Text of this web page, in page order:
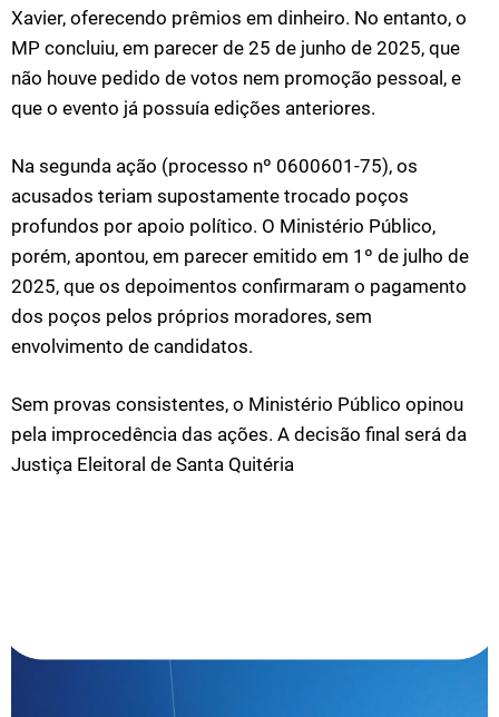
Xavier, oferecendo prêmios em dinheiro. No entanto, o
MP concluiu, em parecer de 25 de junho de 2025, que
não houve pedido de votos nem promoção pessoal, e
que o evento já possuía edições anteriores.
Na segunda ação (processo nº 0600601-75), os
acusados teriam supostamente trocado poços
profundos por apoio político. O Ministério Público,
porém, apontou, em parecer emitido em 1º de julho de
2025, que os depoimentos confirmaram o pagamento
dos poços pelos próprios moradores, sem
envolvimento de candidatos.
Sem provas consistentes, o Ministério Público opinou
pela improcedência das ações. A decisão final será da
Justiça Eleitoral de Santa Quitéria